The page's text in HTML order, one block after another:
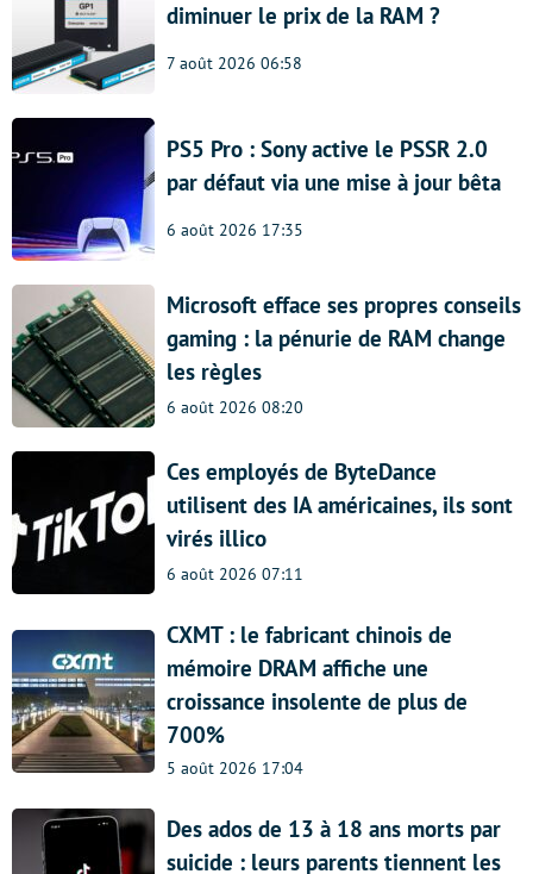
diminuer le prix de la RAM ?
7 août 2026 06:58
PS5 Pro : Sony active le PSSR 2.0
par défaut via une mise à jour bêta
6 août 2026 17:35
Microsoft efface ses propres conseils
gaming : la pénurie de RAM change
les règles
6 août 2026 08:20
Ces employés de ByteDance
utilisent des IA américaines, ils sont
virés illico
6 août 2026 07:11
CXMT : le fabricant chinois de
mémoire DRAM affiche une
croissance insolente de plus de
700%
5 août 2026 17:04
Des ados de 13 à 18 ans morts par
suicide : leurs parents tiennent les